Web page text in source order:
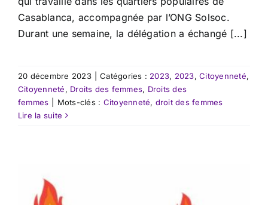
Casablanca, accompagnée par l’ONG Solsoc.
Durant une semaine, la délégation a échangé [...]
20 décembre 2023 Catégories : 2023, 2023,Citoyenneté,
Citoyenneté, Droits des femmes, Droits des
femmes
Mots-clés : Citoyenneté, droit des femmes
Lire la suite